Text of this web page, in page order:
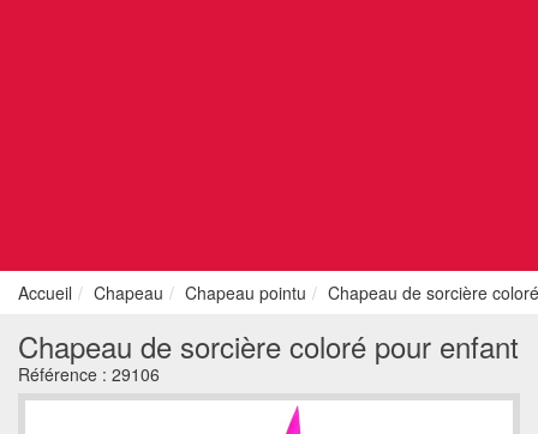
Accueil Chapeau Chapeau pointu Chapeau de sorcière
Chapeau de sorcière coloré pour enfant
Référence : 29106